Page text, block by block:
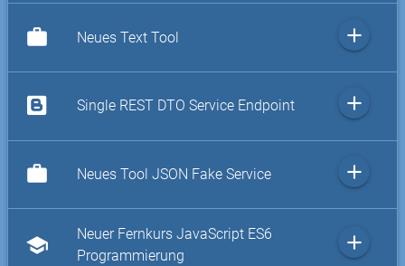
work Neues Text Tool add
Single REST DTO Service Endpoint add
work Neues Tool JSON Fake Service add
school
Neuer Fernkurs JavaScript ES6
Programmierung
add